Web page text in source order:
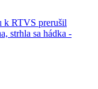
k RTVS prerušil
strhla sa hádka -